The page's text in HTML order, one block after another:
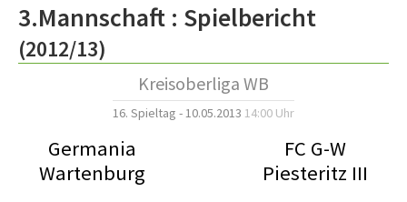
3.Mannschaft : Spielbericht
(2012/13)
Kreisoberliga WB
16. Spieltag - 10.05.2013 14:00 Uhr
Germania
Wartenburg
FC G-W
Piesteritz III